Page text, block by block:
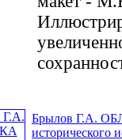
Брылов Г.А.
исторического